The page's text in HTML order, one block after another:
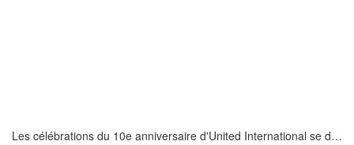
Les célébrations du 10e anniversaire d'United International se déroulent avec succès au Club Hualian Mauritius